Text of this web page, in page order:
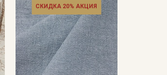
СКИДКА 20% АКЦИЯ